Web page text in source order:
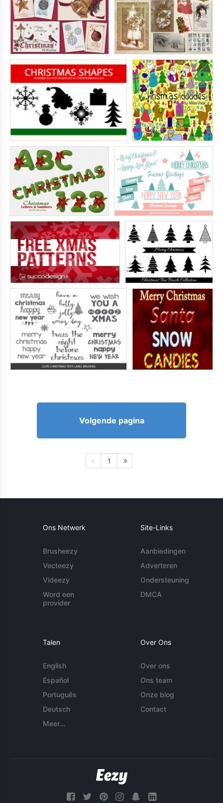
Volgende pagina
1
Ons Netwerk
Brusheezy
Vecteezy
Videezy
Word een
provider
Site-Links
Aanbiedingen
Adverteren
Ondersteuning
DMCA
Talen
English
Español
Português
Deutsch
Meer...
Over Ons
Over ons
Ons team
Onze blog
Contact